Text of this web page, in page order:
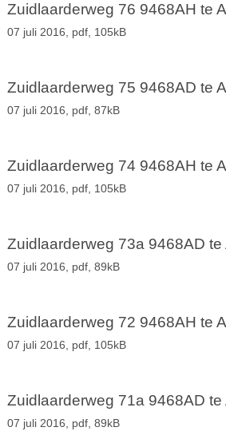
Zuidlaarderweg 76 9468AH te
07 juli 2016, pdf, 105kB
Zuidlaarderweg 75 9468AD te
07 juli 2016, pdf, 87kB
Zuidlaarderweg 74 9468AH te
07 juli 2016, pdf, 105kB
Zuidlaarderweg 73a 9468AD te
07 juli 2016, pdf, 89kB
Zuidlaarderweg 72 9468AH te
07 juli 2016, pdf, 105kB
Zuidlaarderweg 71a 9468AD te
07 juli 2016, pdf, 89kB